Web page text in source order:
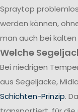
Spraytop
werden können,
man auch bei
Welche
Bei niedrigen
aus Segeljacke,
Schichten-Prinzip.